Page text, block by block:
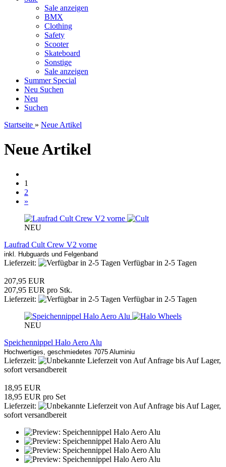
Sale anzeigen
BMX
Clothing
Safety
Scooter
Skateboard
Sonstige
Sale anzeigen
Summer Special
Neu Suchen
Neu
Suchen
Startseite » Neue Artikel
Neue Artikel
1
2
»
NEU
Laufrad Cult Crew V2 vorne
inkl. Hubguards und Felgenband
Lieferzeit: Verfügbar in 2-5 Tagen
207,95 EUR
207,95 EUR pro Stk.
Lieferzeit:
Verfügbar in 2-5 Tagen
NEU
Speichennippel Halo Aero Alu
Hochwertiges, geschmiedetes 7075 Aluminiu
Lieferzeit:
von Auf Anfrage bis Auf Lager,
sofort versandbereit
18,95 EUR
18,95 EUR pro Set
Lieferzeit:
von Auf Anfrage bis Auf Lager,
sofort versandbereit